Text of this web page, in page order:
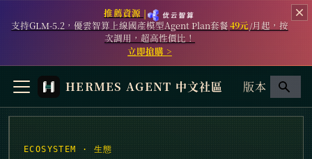
推薦資源 |
支持GLM-5.2，優雲智算上線國產模型Agent Plan套餐49元/月起，按
次調用，超高性價比！
立即搶購 >
HERMES AGENT 中文社區 版本
ECOSYSTEM · 生態